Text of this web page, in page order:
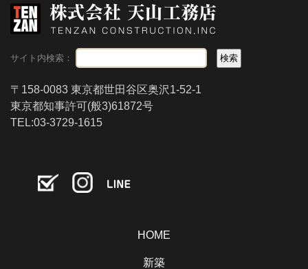
サイト内検索：
〒158-0083 東京都世田谷区奥沢1-52-1
東京都知事許可(般3)61872号
TEL:03-3729-1615
HOME
新築